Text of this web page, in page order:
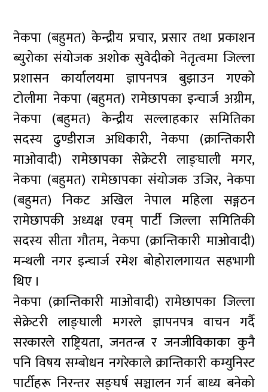
नेकपा (बहुमत) केन्द्रीय प्रचार, प्रसार तथा प्रकाशन
ब्युरोका संयोजक अशोक सुवेदीको नेतृत्वमा जिल्ला
प्रशासन कार्यालयमा ज्ञापनपत्र बुझाउन गएको
टोलीमा नेकपा (बहुमत) रामेछापका इन्चार्ज अग्रीम,
नेकपा (बहुमत) केन्द्रीय सल्लाहकार समितिका
सदस्य ढुण्डीराज अधिकारी, नेकपा (क्रान्तिकारी
माओवादी) रामेछापका सेक्रेटरी लाङ्घाली मगर,
नेकपा (बहुमत) रामेछापका संयोजक उजिर, नेकपा
(बहुमत) निकट अखिल नेपाल महिला सङ्गठन
रामेछापकी अध्यक्ष एवम् पार्टी जिल्ला समितिकी
सदस्य सीता गौतम, नेकपा (क्रान्तिकारी माओवादी)
मन्थली नगर इन्चार्ज रमेश बोहोरालगायत सहभागी
थिए ।
नेकपा (क्रान्तिकारी माओवादी) रामेछापका जिल्ला
सेक्रेटरी लाङ्घाली मगरले ज्ञापनपत्र वाचन गर्दै
सरकारले राष्ट्रियता, जनतन्त्र र जनजीविकाका कुनै
पनि विषय सम्बोधन नगरेकाले क्रान्तिकारी कम्युनिस्ट
पार्टीहरू निरन्तर सङ्घर्ष सञ्चालन गर्न बाध्य बनेको